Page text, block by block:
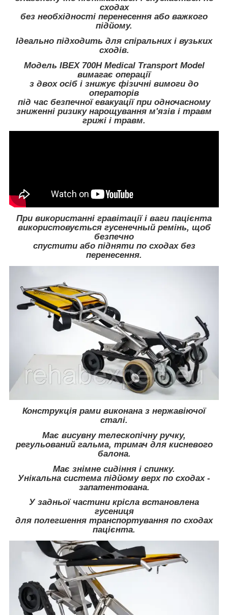
сходах
без необхідності перенесення або важкого
підйому.
Ідеально підходить для спіральних і вузьких
сходів.
Модель IBEX 700H Medical Transport Model
вимагає операції
з двох осіб і знижує фізичні вимоги до
операторів
під час безпечної евакуації при одночасному
зниженні ризику нарощування м'язів і травм
грижі і травм.
При використанні гравітації і ваги пацієнта
використовується гусенечный ремінь, щоб
безпечно
спустити або підняти по сходах без
перенесення.
Конструкція рами виконана з нержавіючої
сталі.
Має висувну телескопічну ручку,
регульований гальма, тримач для кисневого
балона.
Має знімне сидіння і спинку.
Унікальна система підйому верх по сходах -
запатентована.
У задньої частини крісла встановлена
гусениця
для полегшення транспортування по сходах
пацієнта.